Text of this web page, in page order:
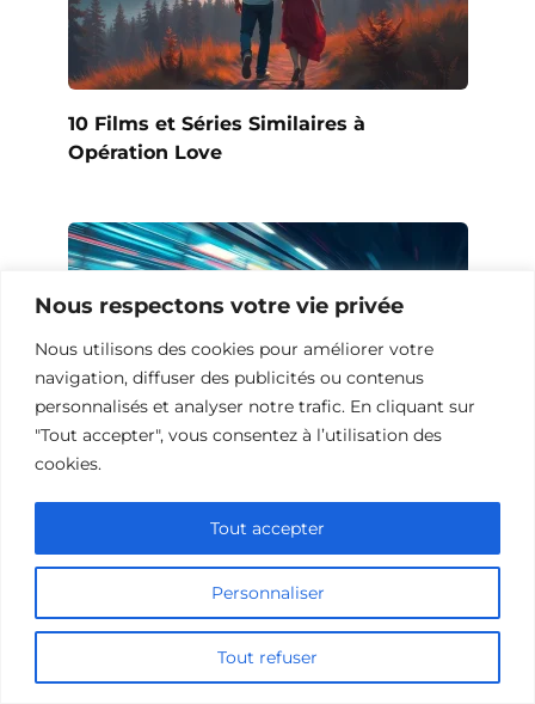
Nous respectons votre vie privée
Nous utilisons des cookies pour améliorer votre
navigation, diffuser des publicités ou contenus
personnalisés et analyser notre trafic. En cliquant sur
"Tout accepter", vous consentez à l’utilisation des
cookies.
Personnaliser
Tout refuser
Tout accepter
10 Films et Séries Similaires à
Opération Love
10 Œuvres Similaires à Urban Racer
Ajouter un commentaire